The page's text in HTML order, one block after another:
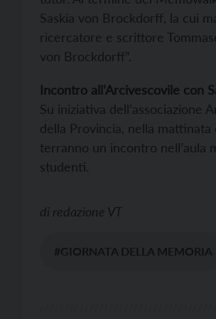
Saskia von Brockdorff, la cui
ricercatore e scrittore
von Brockdorff”.
Incontro all’Arcivescovile con
Su iniziativa
della Provincia, nella
terranno un incontro nell’aula
studenti.
di redazione VT
#GIORNATA DELLA MEMORIA